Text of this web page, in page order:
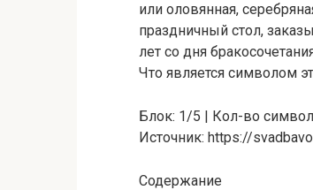
или оловянная,
праздничный стол,
лет со дня
Что является символом
Блок: 1/5 | Кол-во
Источник: https://
Содержание